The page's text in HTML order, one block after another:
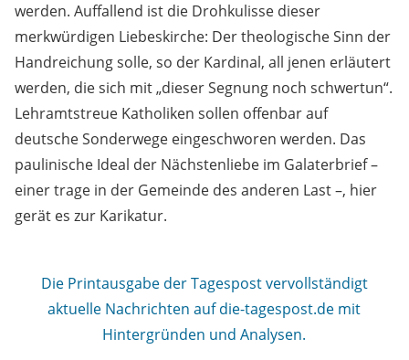
werden. Auffallend ist die Drohkulisse dieser
merkwürdigen Liebeskirche: Der theologische Sinn der
Handreichung solle, so der Kardinal, all jenen erläutert
werden, die sich mit „dieser Segnung noch schwertun“.
Lehramtstreue Katholiken sollen offenbar auf
deutsche Sonderwege eingeschworen werden. Das
paulinische Ideal der Nächstenliebe im Galaterbrief –
einer trage in der Gemeinde des anderen Last –, hier
gerät es zur Karikatur.
Die Printausgabe der Tagespost vervollständigt
aktuelle Nachrichten auf die-tagespost.de mit
Hintergründen und Analysen.